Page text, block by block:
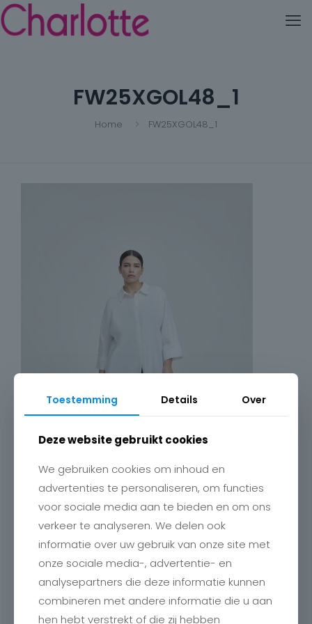
FW25XGOL48_1
Home FW25XGOL48_1
Contact
Charlotte
Toestemming Details Over
Deze website gebruikt cookies
We gebruiken cookies om inhoud en
advertenties te personaliseren, om functies
voor sociale media aan te bieden en om ons
verkeer te analyseren. We delen ook
informatie over uw gebruik van onze site met
onze sociale media-, advertentie- en
analysepartners die deze informatie kunnen
combineren met andere informatie die u aan
hen hebt verstrekt of die zij hebben